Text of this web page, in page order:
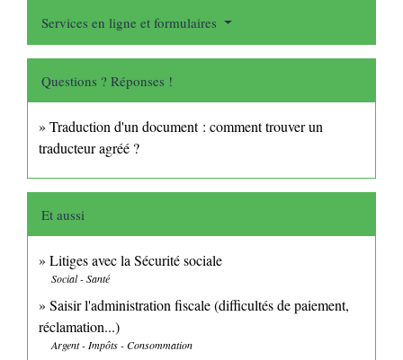
Services en ligne et formulaires
Questions ? Réponses !
Traduction d'un document : comment trouver un
traducteur agréé ?
Et aussi
Litiges avec la Sécurité sociale
Social - Santé
Saisir l'administration fiscale (difficultés de paiement,
réclamation...)
Argent - Impôts - Consommation